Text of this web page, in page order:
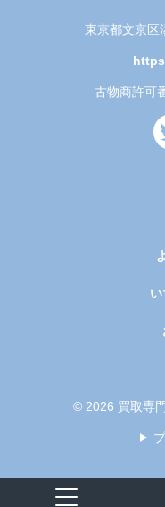
東京都文京区
古物商許可
© 2026 買取専